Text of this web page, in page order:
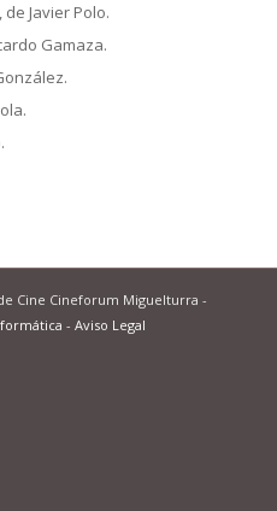
de Javier Polo.
Gamaza.
Cine Cineforum Miguelturra -
- Aviso Legal